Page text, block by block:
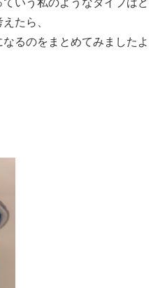
たら、
るのをまとめてみましたよ